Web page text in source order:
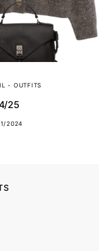
- OUTFITS
25
2024